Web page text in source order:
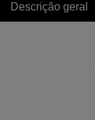
Descrição geral